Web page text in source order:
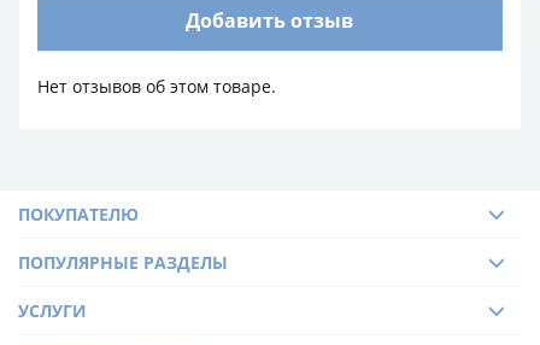
Добавить отзыв
Нет отзывов об этом товаре.
ПОКУПАТЕЛЮ
ПОПУЛЯРНЫЕ РАЗДЕЛЫ
УСЛУГИ